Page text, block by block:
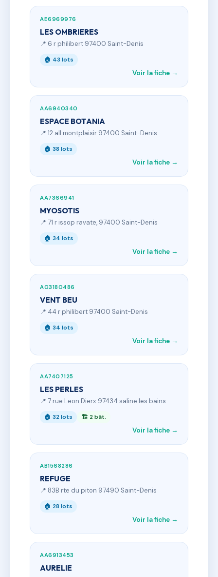
AE6969976
LES OMBRIERES
📍 6 r philibert 97400 Saint-Denis
🏠 43 lots
Voir la fiche →
AA6940340
ESPACE BOTANIA
📍 12 all montplaisir 97400 Saint-Denis
🏠 38 lots
Voir la fiche →
AA7366941
MYOSOTIS
📍 71 r issop ravate, 97400 Saint-Denis
🏠 34 lots
Voir la fiche →
AG3180486
VENT BEU
📍 44 r philibert 97400 Saint-Denis
🏠 34 lots
Voir la fiche →
AA7407125
LES PERLES
📍 7 rue Leon Dierx 97434 saline les bains
🏠 32 lots 🏗 2 bât.
Voir la fiche →
AB1568286
REFUGE
📍 83B rte du piton 97490 Saint-Denis
🏠 28 lots
Voir la fiche →
AA6913453
AURELIE